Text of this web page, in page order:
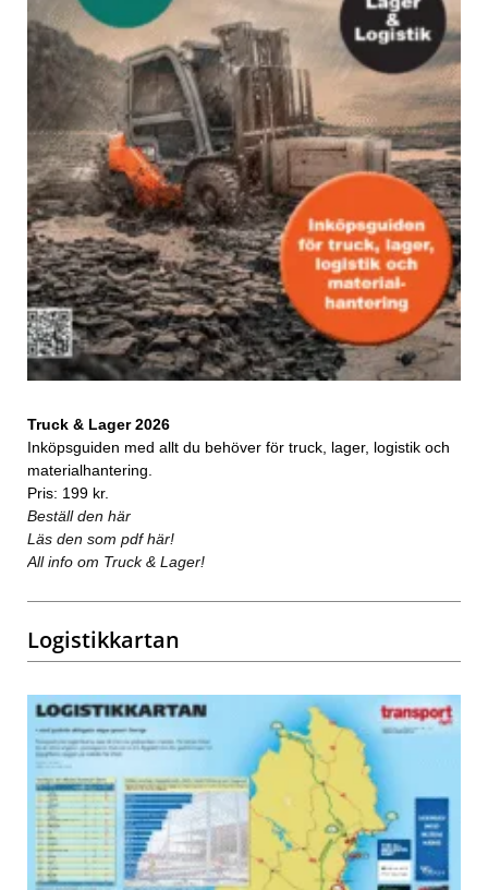
Truck & Lager 2026
Inköpsguiden med allt du behöver för truck, lager, logistik och
materialhantering.
Pris: 199 kr.
Beställ den här
Läs den som pdf här!
All info om Truck & Lager!
Logistikkartan